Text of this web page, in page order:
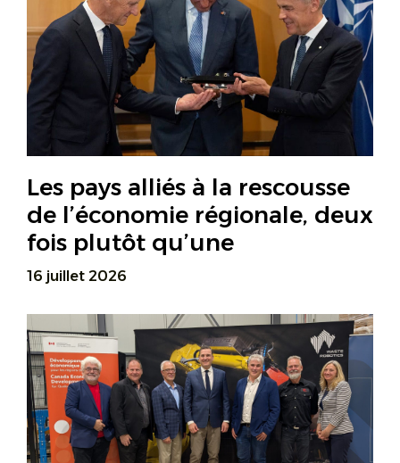
Les pays alliés à la rescousse
de l’économie régionale, deux
fois plutôt qu’une
16 juillet 2026